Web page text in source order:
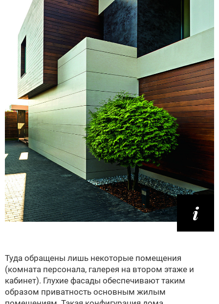
Туда обращены лишь некоторые помещения
(комната персонала, галерея на втором этаже и
кабинет). Глухие фасады обеспечивают таким
образом приватность основным жилым